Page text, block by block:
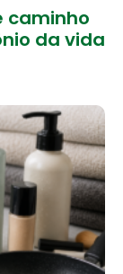
caminho
da vida